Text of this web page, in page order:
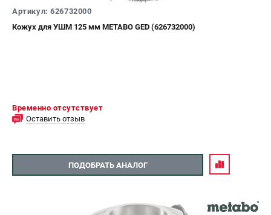
Артикул: 626732000
Кожух для УШМ 125 мм METABO GED (626732000)
Временно отсутствует
Оставить отзыв
ПОДОБРАТЬ АНАЛОГ